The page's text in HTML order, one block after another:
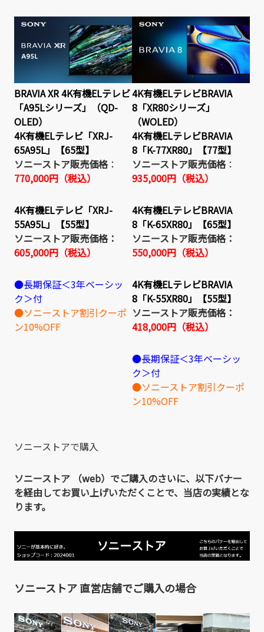
BRAVIA XR 4K有機ELテレビ
「A95Lシリーズ」（QD-
OLED）
4K有機ELテレビ「XRJ-
65A95L」【65型】
ソニーストア販売価格：
770,000円（税込）
4K有機ELテレビ「XRJ-
55A95L」【55型】
ソニーストア販売価格：
605,000円（税込）
●長期保証＜3年ベーシッ
ク＞付
●ソニーストア割引クーポ
ン10%OFF
4K有機ELテレビBRAVIA
8「XR80シリーズ」
（WOLED）
4K有機ELテレビBRAVIA
8「K-77XR80」【77型】
ソニーストア販売価格：
935,000円（税込）
4K有機ELテレビBRAVIA
8「K-65XR80」【65型】
ソニーストア販売価格：
550,000円（税込）
4K有機ELテレビBRAVIA
8「K-55XR80」【55型】
ソニーストア販売価格：
418,000円（税込）
●長期保証＜3年ベーシッ
ク＞付
●ソニーストア割引クーポ
ン10%OFF
ソニーストアで購入
ソニーストア （web）でご購入のさいに、以下バナー
を経由してお買い上げいただくことで、当店の実績とな
ります。
ソニーストア 直営店舗でご購入の場合